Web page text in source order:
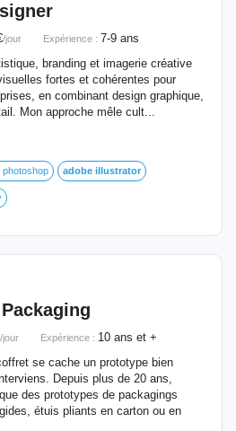
/jour Expérience : 7-9 ans
branding et imagerie créative
fortes et cohérentes pour
en combinant design graphique,
Mon approche mêle cult...
photoshop adobe illustrator
/jour Expérience : 10 ans et +
se cache un prototype bien
Depuis plus de 20 ans,
des prototypes de packagings
étuis pliants en carton ou en